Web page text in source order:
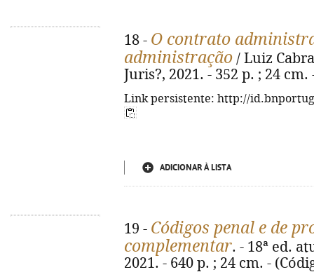
18 - O contrato
administração / Luiz
Juris?, 2021. - 352 p. ; 24 cm.
Link persistente: http://
ADICIONAR À LISTA
19 - Códigos penal e de
complementar. - 18ª ed.
2021. - 640 p. ; 24 cm. -